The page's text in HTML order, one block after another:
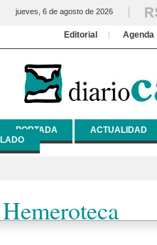
jueves, 6 de agosto de 2026
Editorial Agenda
PORTADA ACTUALIDAD
LADO
Hemeroteca